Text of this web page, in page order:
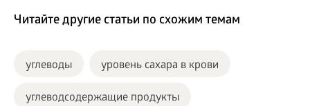
Читайте другие статьи по схожим темам
углеводы уровень сахара в крови
углеводсодержащие продукты